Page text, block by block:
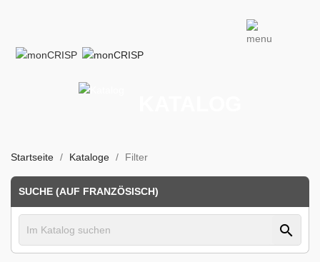
Startseite Kataloge Filter
SUCHE (AUF FRANZÖSISCH)
search